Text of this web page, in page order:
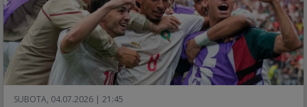
SUBOTA, 04.07.2026 | 21:45